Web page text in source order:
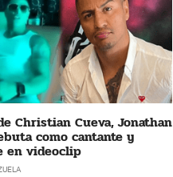
Christian Cueva, Jonathan
como cantante y
en videoclip